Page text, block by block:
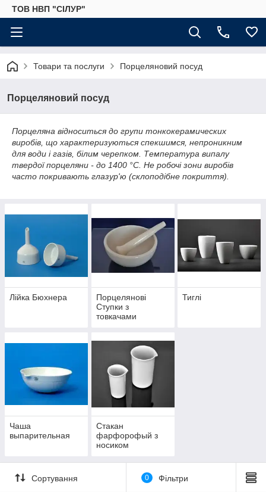
ТОВ НВП "СІЛУР"
Товари та послуги Порцеляновий посуд
Порцеляновий посуд
Порцеляна відноситься до групи тонкокерамических
виробів, що характеризуються спекшимся, непроникним
для води і газів, білим черепком. Температура випалу
твердої порцеляни - до 1400 °С. Не робочі зони виробів
часто покривають глазур'ю (склоподібне покриття).
Лійка Бюхнера
Порцелянові
Ступки з
товкачами
Тиглі
Чаша
выпарительная
Стакан
фарфорофый з
носиком
Сортування 0 Фільтри